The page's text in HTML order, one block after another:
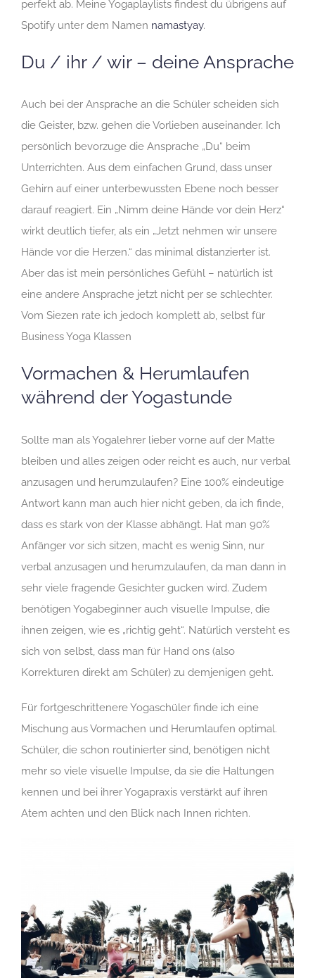
perfekt ab. Meine Yogaplaylists findest du übrigens auf
Spotify unter dem Namen namastyay.
Du / ihr / wir – deine Ansprache
Auch bei der Ansprache an die Schüler scheiden sich
die Geister, bzw. gehen die Vorlieben auseinander. Ich
persönlich bevorzuge die Ansprache „Du“ beim
Unterrichten. Aus dem einfachen Grund, dass unser
Gehirn auf einer unterbewussten Ebene noch besser
darauf reagiert. Ein „Nimm deine Hände vor dein Herz“
wirkt deutlich tiefer, als ein „Jetzt nehmen wir unsere
Hände vor die Herzen.“ das minimal distanzierter ist.
Aber das ist mein persönliches Gefühl – natürlich ist
eine andere Ansprache jetzt nicht per se schlechter.
Vom Siezen rate ich jedoch komplett ab, selbst für
Business Yoga Klassen
Vormachen & Herumlaufen
während der Yogastunde
Sollte man als Yogalehrer lieber vorne auf der Matte
bleiben und alles zeigen oder reicht es auch, nur verbal
anzusagen und herumzulaufen? Eine 100% eindeutige
Antwort kann man auch hier nicht geben, da ich finde,
dass es stark von der Klasse abhängt. Hat man 90%
Anfänger vor sich sitzen, macht es wenig Sinn, nur
verbal anzusagen und herumzulaufen, da man dann in
sehr viele fragende Gesichter gucken wird. Zudem
benötigen Yogabeginner auch visuelle Impulse, die
ihnen zeigen, wie es „richtig geht“. Natürlich versteht es
sich von selbst, dass man für Hand ons (also
Korrekturen direkt am Schüler) zu demjenigen geht.
Für fortgeschrittenere Yogaschüler finde ich eine
Mischung aus Vormachen und Herumlaufen optimal.
Schüler, die schon routinierter sind, benötigen nicht
mehr so viele visuelle Impulse, da sie die Haltungen
kennen und bei ihrer Yogapraxis verstärkt auf ihren
Atem achten und den Blick nach Innen richten.